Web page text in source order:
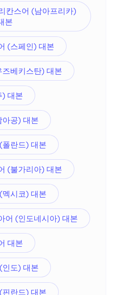
칸스어 (남아프리카)
본
(스페인) 대본
베키스탄) 대본
) 대본
아공) 대본
란드) 대본
(불가리아) 대본
시코) 대본
어 (인도네시아) 대본
대본
인도) 대본
란드) 대본